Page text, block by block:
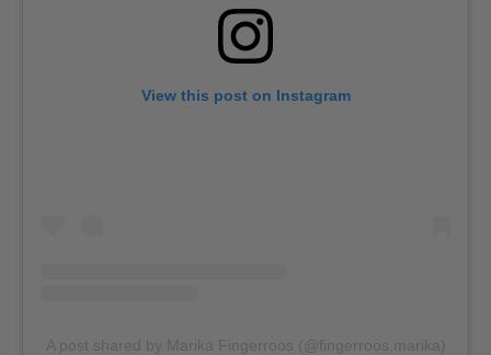
View this post on Instagram
A post shared by Marika Fingerroos (@fingerroos.marika)